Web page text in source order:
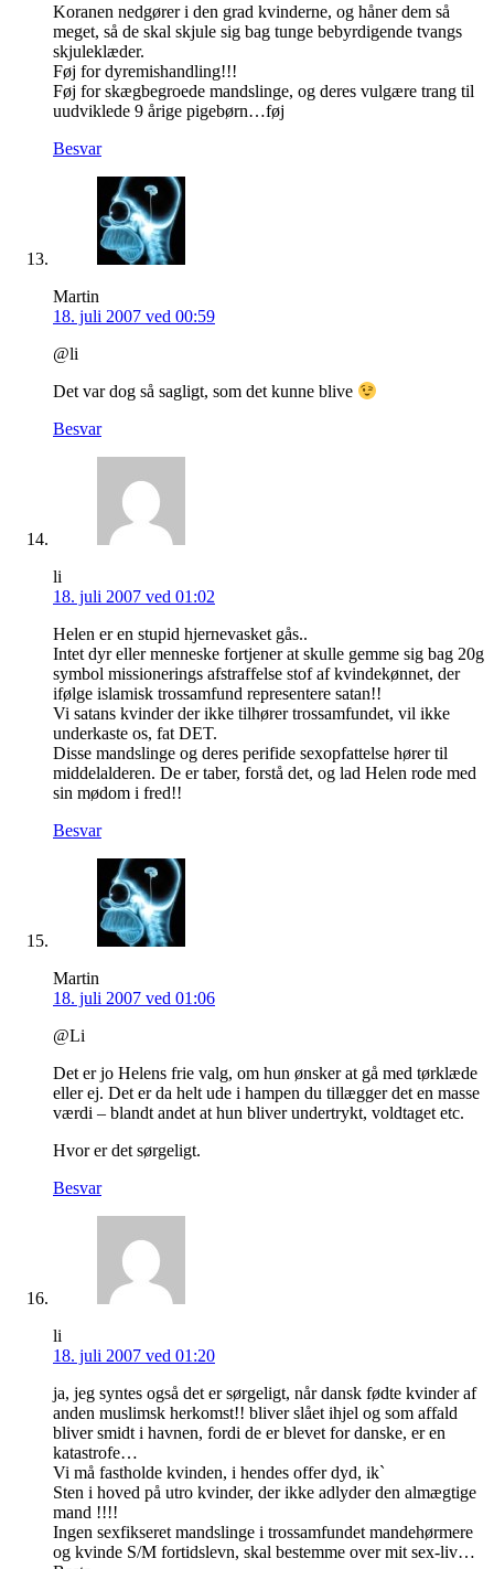
Koranen nedgører i den grad kvinderne, og håner dem så
meget, så de skal skjule sig bag tunge bebyrdigende tvangs
skjuleklæder.
Føj for dyremishandling!!!
Føj for skægbegroede mandslinge, og deres vulgære trang til
uudviklede 9 årige pigebørn…føj
Besvar
Martin
18. juli 2007 ved 00:59
@li
Det var dog så sagligt, som det kunne blive
Besvar
li
18. juli 2007 ved 01:02
Helen er en stupid hjernevasket gås..
Intet dyr eller menneske fortjener at skulle gemme sig bag 20g
symbol missionerings afstraffelse stof af kvindekønnet, der
ifølge islamisk trossamfund representere satan!!
Vi satans kvinder der ikke tilhører trossamfundet, vil ikke
underkaste os, fat DET.
Disse mandslinge og deres perifide sexopfattelse hører til
middelalderen. De er taber, forstå det, og lad Helen rode med
sin mødom i fred!!
Besvar
Martin
18. juli 2007 ved 01:06
@Li
Det er jo Helens frie valg, om hun ønsker at gå med tørklæde
eller ej. Det er da helt ude i hampen du tillægger det en masse
værdi – blandt andet at hun bliver undertrykt, voldtaget etc.
Hvor er det sørgeligt.
Besvar
li
18. juli 2007 ved 01:20
ja, jeg syntes også det er sørgeligt, når dansk fødte kvinder af
anden muslimsk herkomst!! bliver slået ihjel og som affald
bliver smidt i havnen, fordi de er blevet for danske, er en
katastrofe…
Vi må fastholde kvinden, i hendes offer dyd, ik`
Sten i hoved på utro kvinder, der ikke adlyder den almægtige
mand !!!!
Ingen sexfikseret mandslinge i trossamfundet mandehørmere
og kvinde S/M fortidslevn, skal bestemme over mit sex-liv…